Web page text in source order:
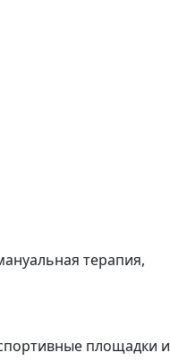
терапия,
площадки и